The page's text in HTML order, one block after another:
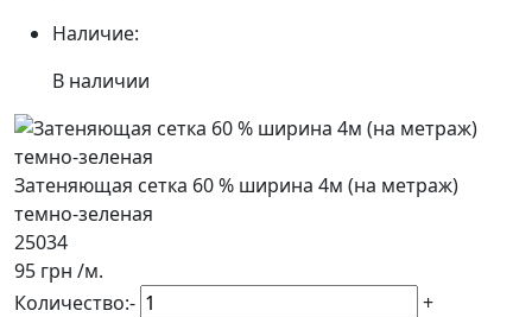
Наличие:
В наличии
Затеняющая сетка 60 % ширина 4м (на метраж)
темно-зеленая
25034
95 грн /м.
Количество:-
+